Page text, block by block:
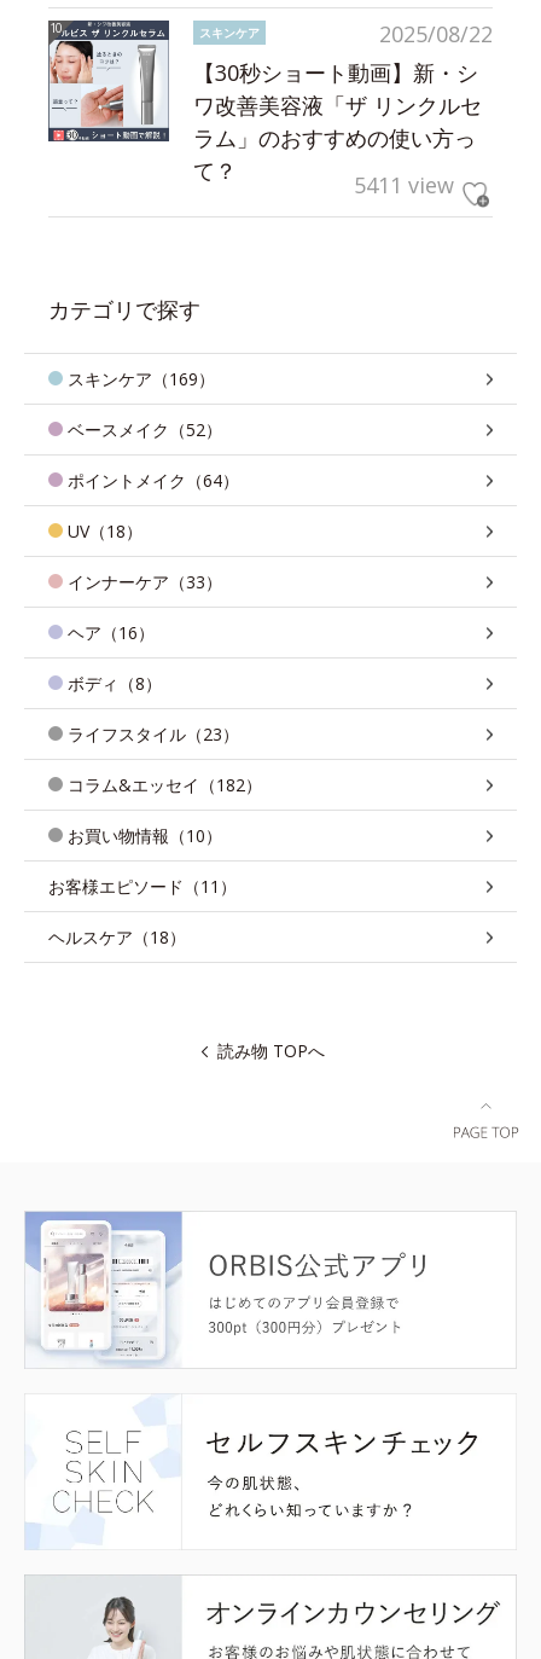
2025/08/22
スキンケア
【30秒ショート動画】新・シ
ワ改善美容液「ザ リンクルセ
ラム」のおすすめの使い方っ
て？
5411 view
カテゴリで探す
スキンケア（169）
ベースメイク（52）
ポイントメイク（64）
UV（18）
インナーケア（33）
ヘア（16）
ボディ（8）
ライフスタイル（23）
コラム&エッセイ（182）
お買い物情報（10）
お客様エピソード（11）
ヘルスケア（18）
読み物 TOPへ